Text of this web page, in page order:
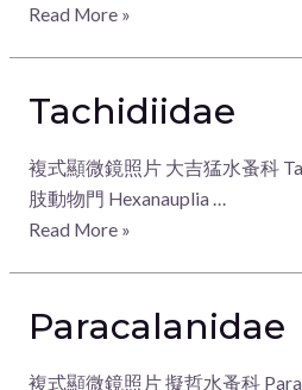
Read More »
Tachidiidae
複式顯微鏡照片 大吉猛水蚤科
肢動物門 Hexanauplia …
Read More »
Paracalanidae
複式顯微鏡照片 擬哲水蚤科